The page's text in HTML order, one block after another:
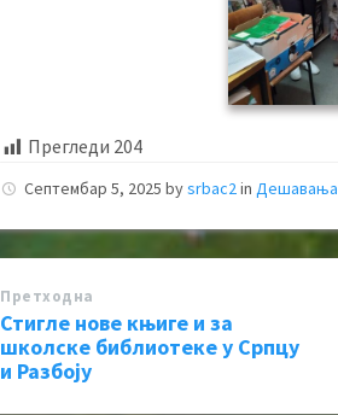
Прегледи 204
Септембар 5, 2025 bysrbac2 in Дешавања
Претходна
Стигле нове књиге и за
школске библиотеке у Српцу
и Разбоју